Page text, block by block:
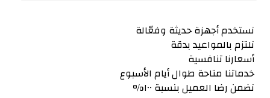
نستخدم أجهزة حديثة وفعّالة
نلتزم بالمواعيد بدقة
أسعارنا تنافسية
خدماتنا متاحة طوال أيام الأسبوع
نضمن رضا العميل بنسبة ١٠٠%